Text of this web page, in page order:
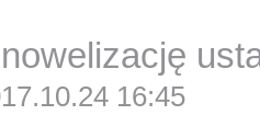
16:45